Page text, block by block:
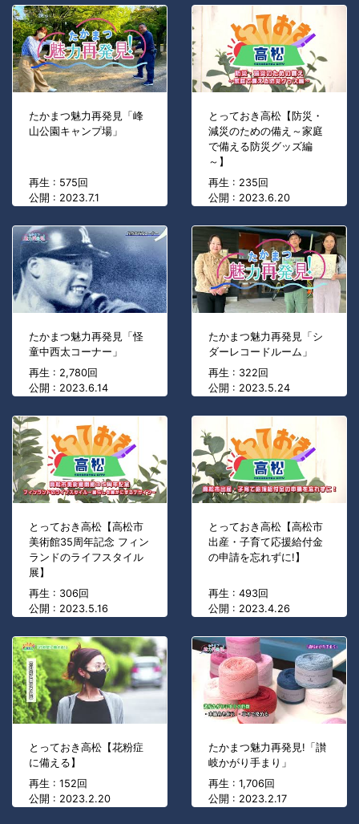
たかまつ魅力再発見「峰
山公園キャンプ場」
再生 : 575回
公開 : 2023.7.1
とっておき高松【防災・
減災のための備え～家庭
で備える防災グッズ編
～】
再生 : 235回
公開 : 2023.6.20
たかまつ魅力再発見「怪
童中西太コーナー」
再生 : 2,780回
公開 : 2023.6.14
たかまつ魅力再発見「シ
ダーレコードルーム」
再生 : 322回
公開 : 2023.5.24
とっておき高松【高松市
美術館35周年記念 フィン
ランドのライフスタイル
展】
再生 : 306回
公開 : 2023.5.16
とっておき高松【高松市
出産・子育て応援給付金
の申請を忘れずに!】
再生 : 493回
公開 : 2023.4.26
とっておき高松【花粉症
に備える】
再生 : 152回
公開 : 2023.2.20
たかまつ魅力再発見!「讃
岐かがり手まり」
再生 : 1,706回
公開 : 2023.2.17